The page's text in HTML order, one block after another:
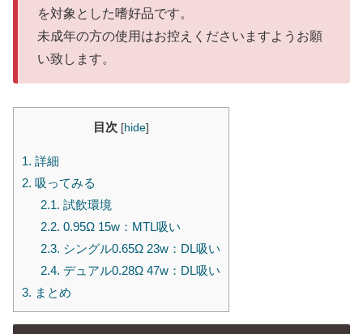
を対象とした嗜好品です。
未成年の方の使用はお控えくださいますようお願
い致します。
目次 [hide]
1. 詳細
2. 吸ってみる
2.1. 試飲環境
2.2. 0.95Ω 15w：MTL吸い
2.3. シングル0.65Ω 23w：DL吸い
2.4. デュアル0.28Ω 47w：DL吸い
3. まとめ